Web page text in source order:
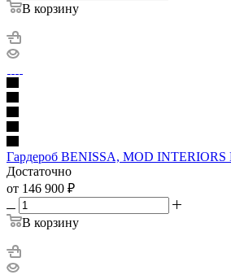
В корзину
Гардероб BENISSA, MOD INTERIORS
Достаточно
от 146 900 ₽
В корзину